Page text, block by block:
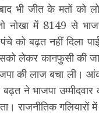
भी जीत के मतों को
में 8149 से
को बढ़त नहीं दिला
लेकर कानफुसी की जा
की लाज बचा ली।
ने भाजपा
राजनीतिक